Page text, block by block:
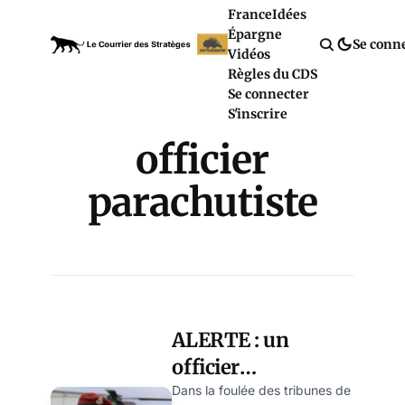
FranceIdées
Épargne
Vidéos
Règles du CDS
Se connecter
S'inscrire
Se
officier
parachutiste
ALERTE : un
officier
parachutiste
Dans la foulée des tribunes de